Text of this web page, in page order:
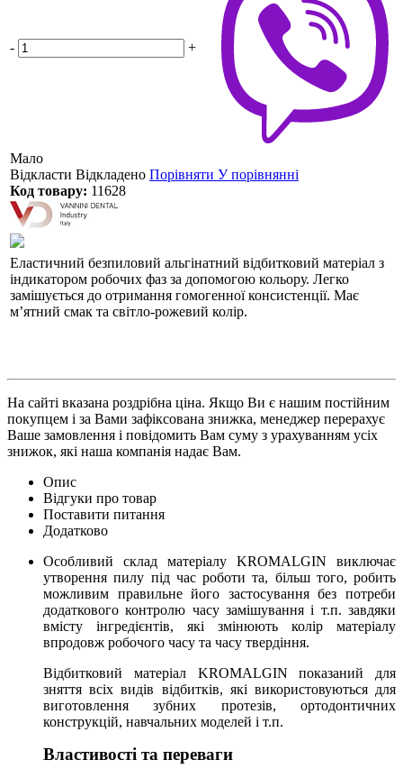
- +
Мало
Відкласти Відкладено Порівняти У порівнянні
Код товару: 11628
Еластичний безпиловий альгінатний відбитковий матеріал з
індикатором робочих фаз за допомогою кольору. Легко
замішується до отримання гомогенної консистенції. Має
м’ятний смак та світло-рожевий колір.
На сайті вказана роздрібна ціна. Якщо Ви є нашим постійним
покупцем і за Вами зафіксована знижка, менеджер перерахує
Ваше замовлення і повідомить Вам суму з урахуванням усіх
знижок, які наша компанія надає Вам.
Опис
Відгуки про товар
Поставити питання
Додатково
Особливий склад матеріалу KROMALGIN виключає
утворення пилу під час роботи та, більш того, робить
можливим правильне його застосування без потреби
додаткового контролю часу замішування і т.п. завдяки
вмісту інгредієнтів, які змінюють колір матеріалу
впродовж робочого часу та часу твердіння.
Відбитковий матеріал KROMALGIN показаний для
зняття всіх видів відбитків, які використовуються для
виготовлення зубних протезів, ортодонтичних
конструкцій, навчальних моделей і т.п.
Властивості та переваги